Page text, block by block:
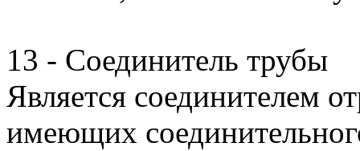
13 - Соединитель трубы
Является соединителем
имеющих